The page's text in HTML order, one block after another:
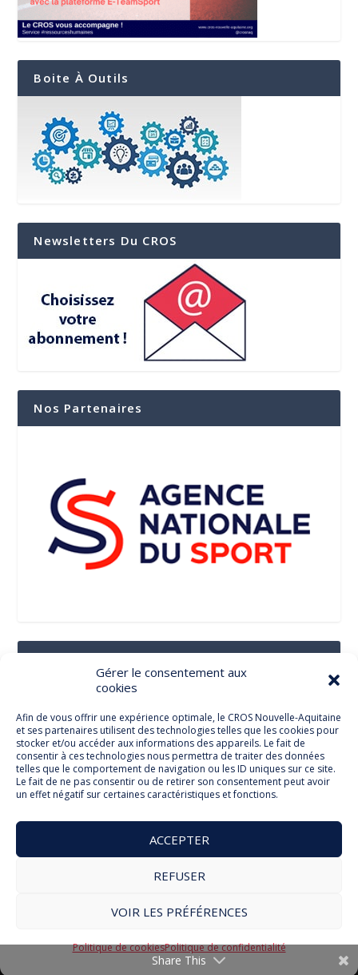
Gérer le consentement aux
cookies
Afin de vous offrir une expérience optimale, le CROS Nouvelle-Aquitaine
et ses partenaires utilisent des technologies telles que les cookies pour
stocker et/ou accéder aux informations des appareils. Le fait de
consentir à ces technologies nous permettra de traiter des données
telles que le comportement de navigation ou les ID uniques sur ce site.
Le fait de ne pas consentir ou de retirer son consentement peut avoir
un effet négatif sur certaines caractéristiques et fonctions.
ACCEPTER
REFUSER
VOIR LES PRÉFÉRENCES
Politique de cookiesPolitique de confidentialité
Boite À Outils
Newsletters Du CROS
Nos Partenaires
Facebook
© Comité Régional Olympique et Sportif Nouvelle Aquitaine
2026
Mentions légales
Politique de cookies
RGPD
Share This